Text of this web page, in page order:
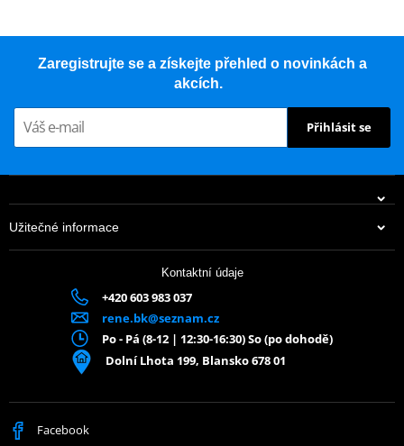
Zaregistrujte se a získejte přehled o novinkách a
akcích.
Přihlásit se
Užitečné informace
Kontaktní údaje
+420 603 983 037
rene.bk@seznam.cz
Po - Pá (8-12 | 12:30-16:30) So (po dohodě)
Dolní Lhota 199, Blansko 678 01
Facebook